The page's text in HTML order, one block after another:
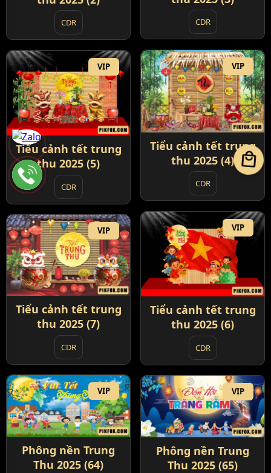
CDR CDR
VIP
Tiểu cảnh tết trung
thu 2025 (4)
CDR
VIP
Tiểu cảnh tết trung
thu 2025 (5)
CDR
VIP
Tiểu cảnh tết trung
thu 2025 (6)
CDR
VIP
Tiểu cảnh tết trung
thu 2025 (7)
CDR
VIP
Phông nền Trung
Thu 2025 (64)
VIP
Phông nền Trung
Thu 2025 (65)
local_mall